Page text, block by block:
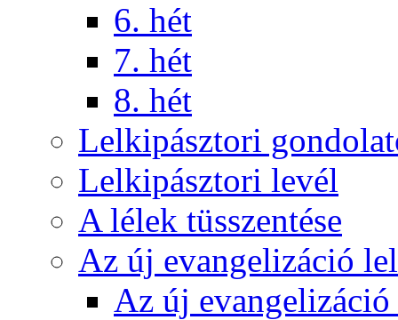
6. hét
7. hét
8. hét
Lelkipásztori
Lelkipásztori levél
A lélek tüsszentése
Az új evangelizáció
Az új